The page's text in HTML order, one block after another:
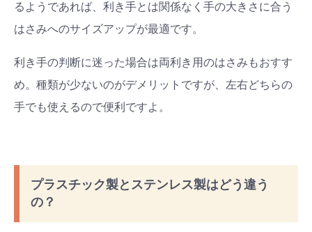
るようであれば、利き手とは関係なく手の大きさに合う
はさみへのサイズアップが最適です。
利き手の判断に迷った場合は両利き用のはさみもおすす
め。種類が少ないのがデメリットですが、左右どちらの
手でも使えるので便利ですよ。
プラスチック製とステンレス製はどう違う
の？